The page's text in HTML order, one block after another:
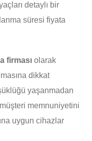
detaylı bir
süresi fiyata
firması olarak
dikkat
yaşanmadan
memnuniyetini
uygun cihazlar